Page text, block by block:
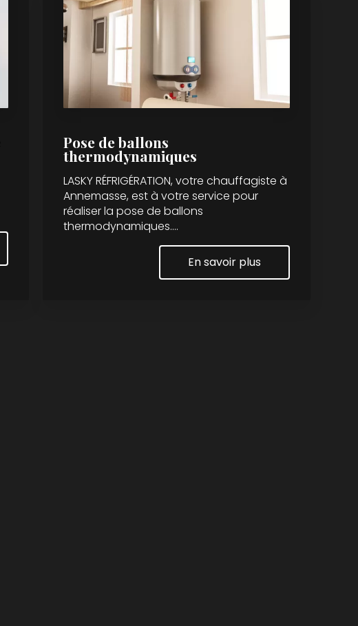
Pose de ballons
thermodynamiques
LASKY RÉFRIGÉRATION, votre chauffagiste à
Annemasse, est à votre service pour
réaliser la pose de ballons
thermodynamiques....
En savoir plus